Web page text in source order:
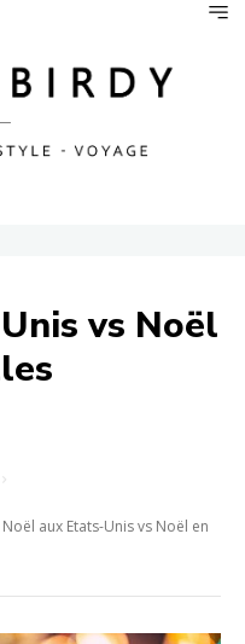
vs Noël
Noël aux Etats-Unis vs Noël en